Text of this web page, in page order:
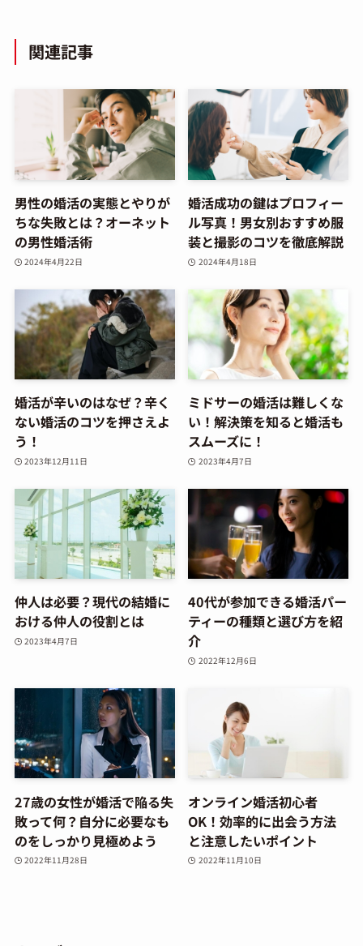
関連記事
男性の婚活の実態とやりが
ちな失敗とは？オーネット
の男性婚活術
2024年4月22日
婚活成功の鍵はプロフィー
ル写真！男女別おすすめ服
装と撮影のコツを徹底解説
2024年4月18日
婚活が辛いのはなぜ？辛く
ない婚活のコツを押さえよ
う！
2023年12月11日
ミドサーの婚活は難しくな
い！解決策を知ると婚活も
スムーズに！
2023年4月7日
仲人は必要？現代の結婚に
おける仲人の役割とは
2023年4月7日
40代が参加できる婚活パー
ティーの種類と選び方を紹
介
2022年12月6日
27歳の女性が婚活で陥る失
敗って何？自分に必要なも
のをしっかり見極めよう
2022年11月28日
オンライン婚活初心者
OK！効率的に出会う方法
と注意したいポイント
2022年11月10日